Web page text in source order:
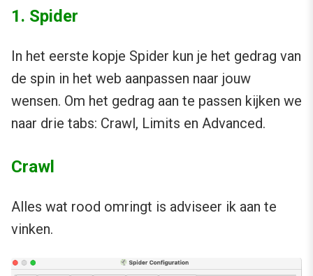
1. Spider
In het eerste kopje Spider kun je het gedrag van
de spin in het web aanpassen naar jouw
wensen. Om het gedrag aan te passen kijken we
naar drie tabs: Crawl, Limits en Advanced.
Crawl
Alles wat rood omringt is adviseer ik aan te
vinken.